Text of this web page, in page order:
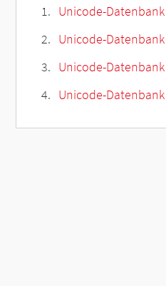
Unicode-
Unicode-
Unicode-
Unicode-